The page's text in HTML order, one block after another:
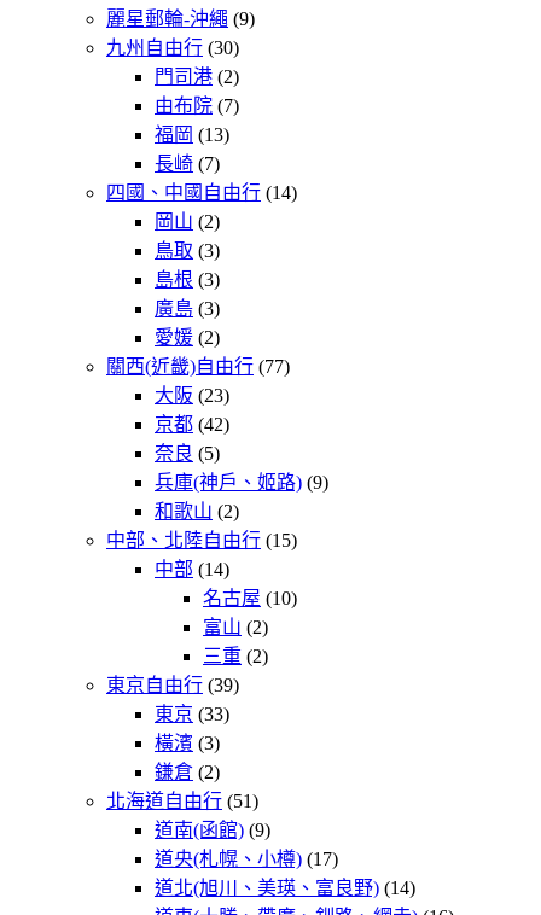
麗星郵輪-沖繩 (9)
九州自由行 (30)
門司港 (2)
由布院 (7)
福岡 (13)
長崎 (7)
四國、中國自由行 (14)
岡山 (2)
鳥取 (3)
島根 (3)
廣島 (3)
愛媛 (2)
關西(近畿)自由行 (77)
大阪 (23)
京都 (42)
奈良 (5)
兵庫(神戶、姬路) (9)
和歌山 (2)
中部、北陸自由行 (15)
中部 (14)
名古屋 (10)
富山 (2)
三重 (2)
東京自由行 (39)
東京 (33)
橫濱 (3)
鎌倉 (2)
北海道自由行 (51)
道南(函館) (9)
道央(札幌、小樽) (17)
道北(旭川、美瑛、富良野) (14)